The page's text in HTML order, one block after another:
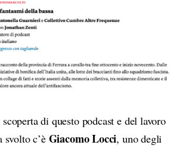
di questo podcast e del lavoro
svolto c’è Giacomo Locci, uno degli